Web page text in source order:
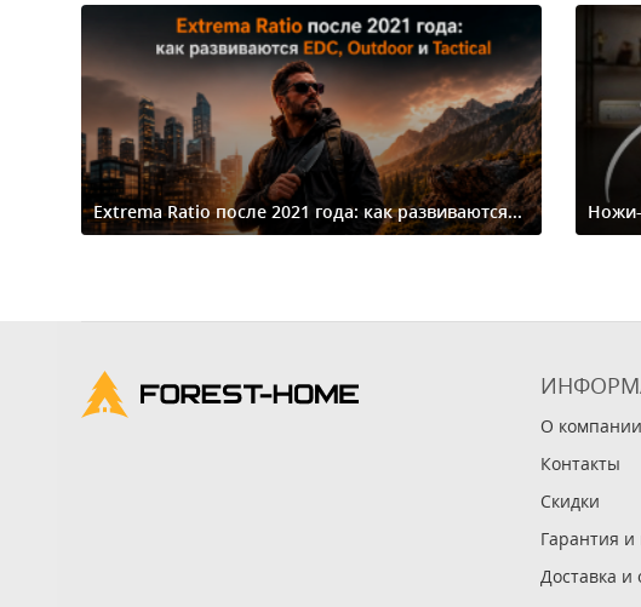
Extrema Ratio после 2021 года: как развиваются...
О компании
Контакты
Скидки
Гарантия и
Доставка и